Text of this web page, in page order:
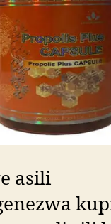
asili